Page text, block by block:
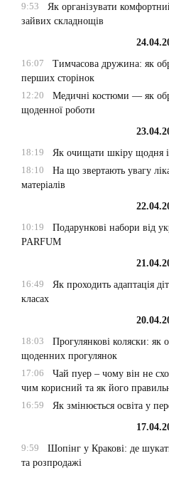
9:53
Як організувати
зайвих складнощів
16:07
Тимчасова дружина: як
перших сторінок
12:20
Медичні костюми — як
щоденної роботи
18:19
Як очищати шкіру щодня і
18:10
На що звертають увагу
матеріалів
10:19
Подарункові набори від
PARFUM
16:49
Як проходить адаптація
класах
18:03
Прогулянкові коляски: як
щоденних прогулянок
17:06
Чай пуер – чому він не
чим корисний та як його
16:59
Як змінюється освіта у
9:59
Шопінг у Кракові: де
та розпродажі